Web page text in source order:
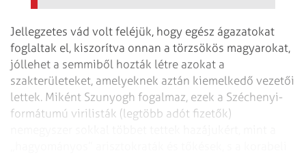
Jellegzetes vád volt feléjük, hogy egész ágazatokat
foglaltak el, kiszorítva onnan a törzsökös magyarokat,
jóllehet a semmiből hozták létre azokat a
szakterületeket, amelyeknek aztán kiemelkedő vezetői
lettek. Miként Szunyogh fogalmaz, ezek a Széchenyi-
formátumú virilisták (legtöbb adót fizetők)